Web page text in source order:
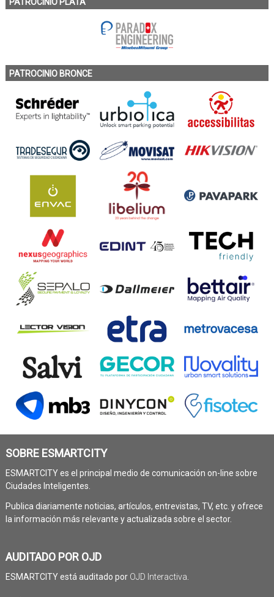
PATROCINIO PLATA
PATROCINIO BRONCE
SOBRE ESMARTCITY
ESMARTCITY es el principal medio de comunicación on-line sobre
Ciudades Inteligentes.
Publica diariamente noticias, artículos, entrevistas, TV, etc. y ofrece
la información más relevante y actualizada sobre el sector.
AUDITADO POR OJD
ESMARTCITY está auditado por OJD Interactiva.